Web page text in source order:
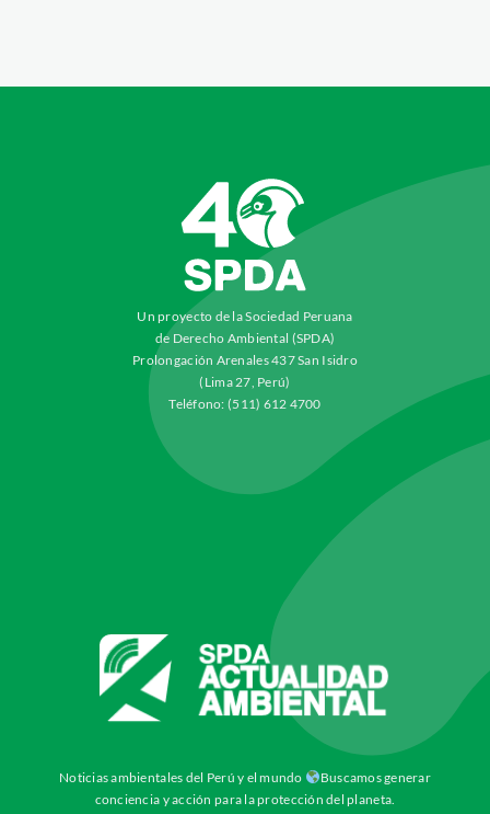
Un proyecto de la Sociedad Peruana
de Derecho Ambiental (SPDA)
Prolongación Arenales 437 San Isidro
(Lima 27, Perú)
Teléfono: (511) 612 4700
Noticias ambientales del Perú y el mundo
Buscamos generar
conciencia y acción para la protección del planeta.